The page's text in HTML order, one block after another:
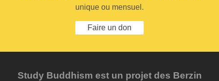
unique ou mensuel.
Faire un don
Study Buddhism est un projet des Berzin